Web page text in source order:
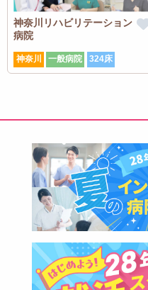
神奈川リハビリテーション
病院
神奈川 一般病院 324床